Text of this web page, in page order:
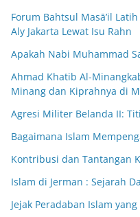
Forum Bahtsul Masā’il
Aly Jakarta Lewat Isu Rahn
Apakah Nabi Muhammad
Ahmad Khatib Al-
Minang dan Kiprahnya di
Agresi Militer Belanda II:
Bagaimana Islam
Kontribusi dan Tantangan
Islam di Jerman : Sejarah
Jejak Peradaban Islam